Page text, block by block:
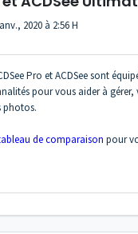
2020 à 2:56 H
Pro et ACDSee sont
pour vous aider à gérer,
photos.
de comparaison pour